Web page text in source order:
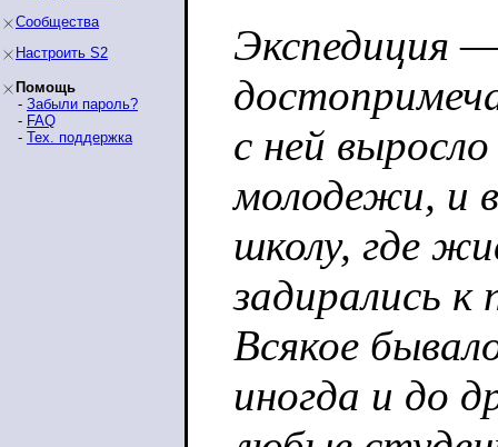
Сообщества
Настроить S2
Помощь
- Забыли пароль?
- FAQ
- Тех. поддержка
Экспедиция
с ней
молодежи, и
школу, где
задирались к
Всякое
иногда и до